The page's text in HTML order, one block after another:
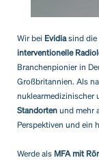
Wir bei Evidiasind die
interventionelle
Branchenpionier in
Großbritannien. Als
nuklearmedizinischer
Standorten und mehr
Perspektiven und ein
Werde als MFA mit